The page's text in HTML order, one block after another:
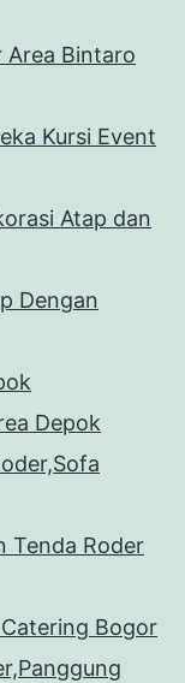
Area Bintaro
Kursi Event
Atap dan
Dengan
Depok
Tenda Roder
Bogor